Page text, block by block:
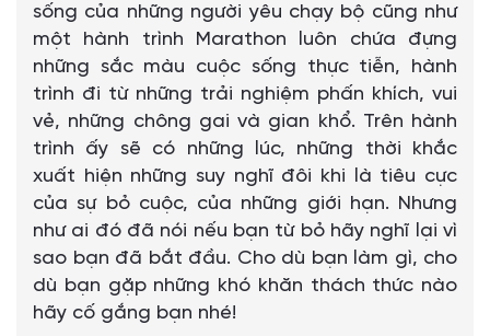
sống của những người yêu chạy bộ cũng như
một hành trình Marathon luôn chứa đựng
những sắc màu cuộc sống thực tiễn, hành
trình đi từ những trải nghiệm phấn khích, vui
vẻ, những chông gai và gian khổ. Trên hành
trình ấy sẽ có những lúc, những thời khắc
xuất hiện những suy nghĩ đôi khi là tiêu cực
của sự bỏ cuộc, của những giới hạn. Nhưng
như ai đó đã nói nếu bạn từ bỏ hãy nghĩ lại vì
sao bạn đã bắt đầu. Cho dù bạn làm gì, cho
dù bạn gặp những khó khăn thách thức nào
hãy cố gắng bạn nhé!